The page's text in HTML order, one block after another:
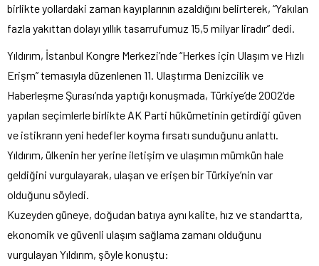
birlikte yollardaki zaman kayıplarının azaldığını belirterek, “Yakılan
fazla yakıttan dolayı yıllık tasarrufumuz 15,5 milyar liradır” dedi.
Yıldırım, İstanbul Kongre Merkezi’nde “Herkes için Ulaşım ve Hızlı
Erişm” temasıyla düzenlenen 11. Ulaştırma Denizcilik ve
Haberleşme Şurası’nda yaptığı konuşmada, Türkiye’de 2002’de
yapılan seçimlerle birlikte AK Parti hükümetinin getirdiği güven
ve istikrarın yeni hedefler koyma fırsatı sunduğunu anlattı.
Yıldırım, ülkenin her yerine iletişim ve ulaşımın mümkün hale
geldiğini vurgulayarak, ulaşan ve erişen bir Türkiye’nin var
olduğunu söyledi.
Kuzeyden güneye, doğudan batıya aynı kalite, hız ve standartta,
ekonomik ve güvenli ulaşım sağlama zamanı olduğunu
vurgulayan Yıldırım, şöyle konuştu: